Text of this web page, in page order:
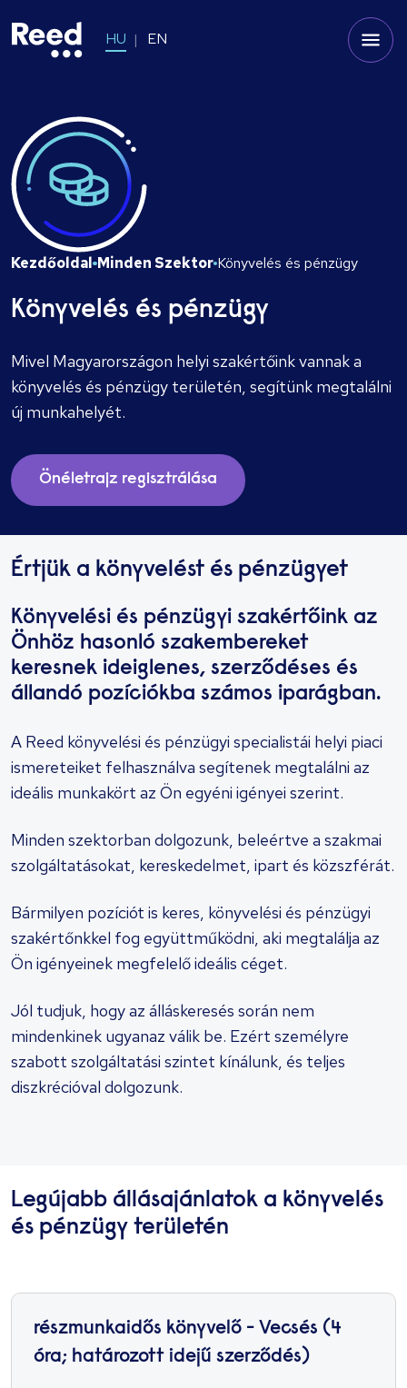
HU EN
Kezdőoldal Minden Szektor Könyvelés és pénzügy
Könyvelés és pénzügy
Mivel Magyarországon helyi szakértőink vannak a
könyvelés és pénzügy területén, segítünk megtalálni
új munkahelyét.
Önéletrajz regisztrálása
Értjük a könyvelést és pénzügyet
Könyvelési és pénzügyi szakértőink az
Önhöz hasonló szakembereket
keresnek ideiglenes, szerződéses és
állandó pozíciókba számos iparágban.
A Reed könyvelési és pénzügyi specialistái helyi piaci
ismereteiket felhasználva segítenek megtalálni az
ideális munkakört az Ön egyéni igényei szerint.
Minden szektorban dolgozunk, beleértve a szakmai
szolgáltatásokat, kereskedelmet, ipart és közszférát.
Bármilyen pozíciót is keres, könyvelési és pénzügyi
szakértőnkkel fog együttműködni, aki megtalálja az
Ön igényeinek megfelelő ideális céget.
Jól tudjuk, hogy az álláskeresés során nem
mindenkinek ugyanaz válik be. Ezért személyre
szabott szolgáltatási szintet kínálunk, és teljes
diszkrécióval dolgozunk.
Legújabb állásajánlatok a könyvelés
és pénzügy területén
részmunkaidős könyvelő - Vecsés (4
óra; határozott idejű szerződés)